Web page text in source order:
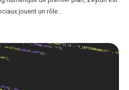
jouent un rôle...